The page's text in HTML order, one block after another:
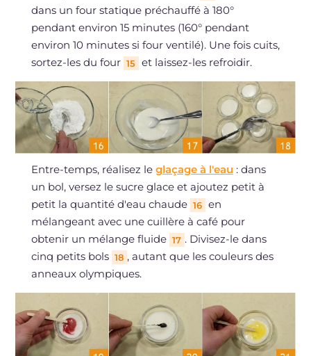
dans un four statique préchauffé à 180°
pendant environ 15 minutes (160° pendant
environ 10 minutes si four ventilé). Une fois cuits,
sortez-les du four 15 et laissez-les refroidir.
Entre-temps, réalisez le glaçage à l'eau : dans
un bol, versez le sucre glace et ajoutez petit à
petit la quantité d'eau chaude 16 en
mélangeant avec une cuillère à café pour
obtenir un mélange fluide 17 . Divisez-le dans
cinq petits bols 18 , autant que les couleurs des
anneaux olympiques.